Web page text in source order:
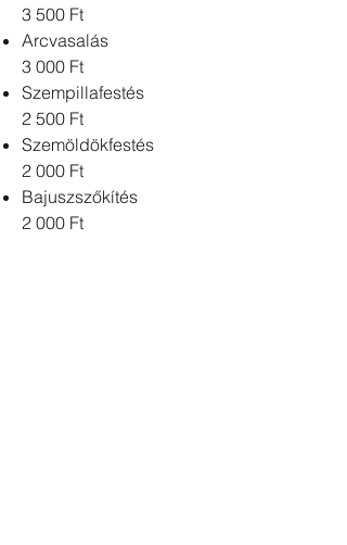
3 500 Ft
Arcvasalás
3 000 Ft
Szempillafestés
2 500 Ft
Szemöldökfestés
2 000 Ft
Bajuszszőkítés
2 000 Ft